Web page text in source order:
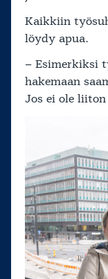
Kaikkiin
löydy apua.
– Esimerkiksi
hakemaan
Jos ei ole